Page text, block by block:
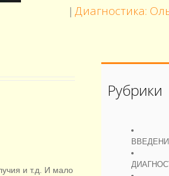
Диагностика:
и т.д. И мало
Рубрики